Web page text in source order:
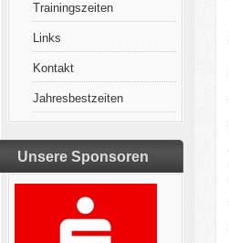
Trainingszeiten
Links
Kontakt
Jahresbestzeiten
Unsere Sponsoren